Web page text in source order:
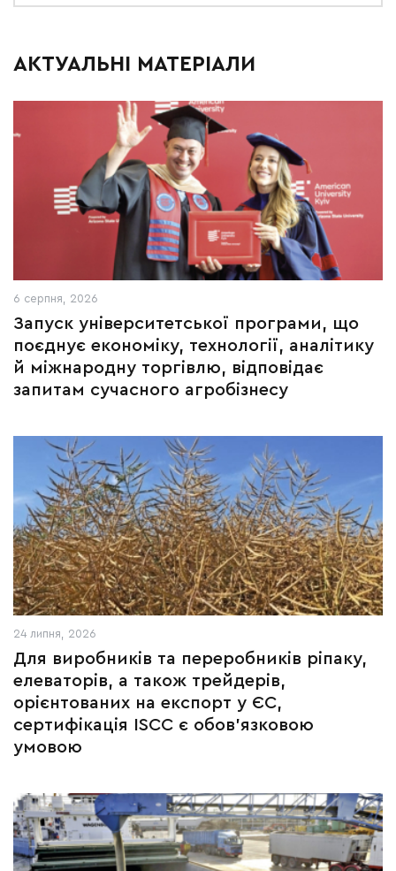
АКТУАЛЬНІ МАТЕРІАЛИ
6 серпня, 2026
Запуск університетської програми, що
поєднує економіку, технології, аналітику
й міжнародну торгівлю, відповідає
запитам сучасного агробізнесу
24 липня, 2026
Для виробників та переробників ріпаку,
елеваторів, а також трейдерів,
орієнтованих на експорт у ЄС,
сертифікація ISCC є обов’язковою
умовою